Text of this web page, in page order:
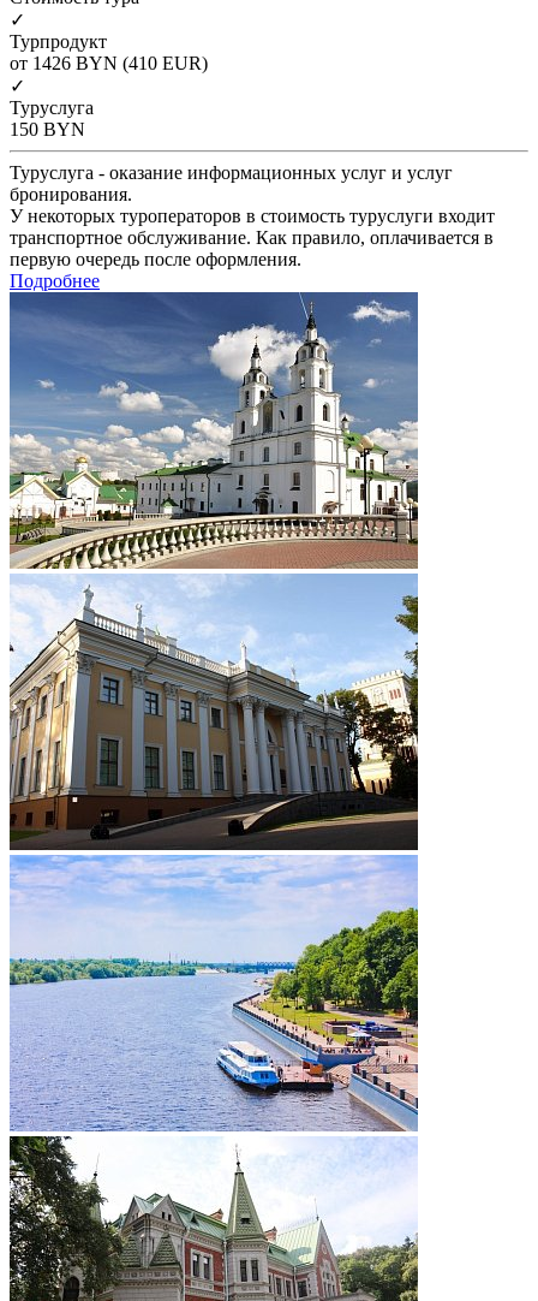
✓
Турпродукт
от 1426 BYN (410 EUR)
✓
Туруслуга
150 BYN
Туруслуга - оказание информационных услуг и услуг
бронирования.
У некоторых туроператоров в стоимость туруслуги входит
транспортное обслуживание. Как правило, оплачивается в
первую очередь после оформления.
Подробнее